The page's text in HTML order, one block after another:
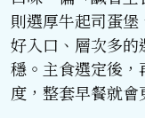
則選厚牛起司蛋
好入口、層次多
穩。主食選定後
度，整套早餐就會